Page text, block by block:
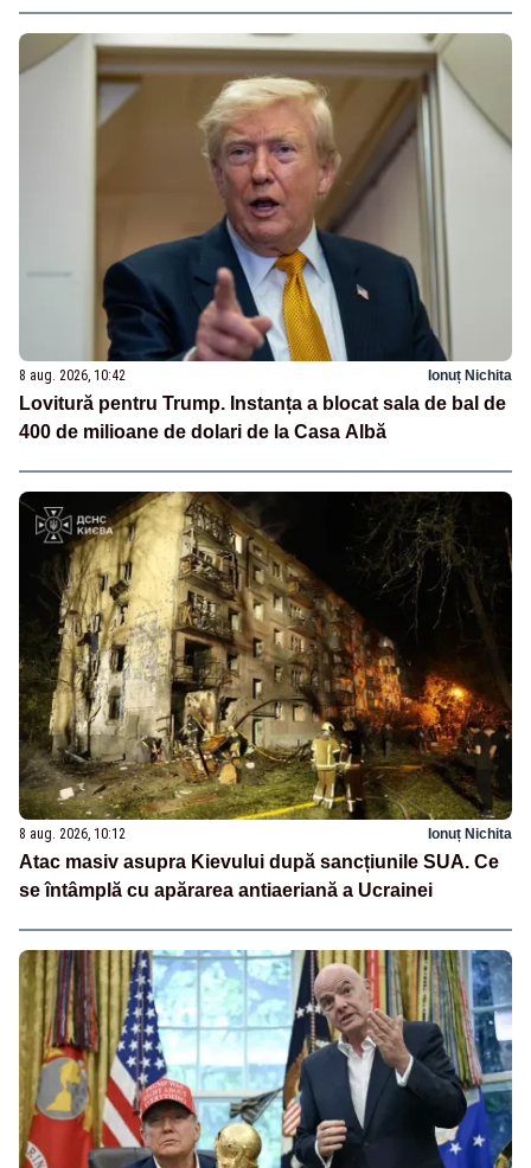
8 aug. 2026, 10:42 Ionuț Nichita
Lovitură pentru Trump. Instanța a blocat sala de bal de
400 de milioane de dolari de la Casa Albă
8 aug. 2026, 10:12 Ionuț Nichita
Atac masiv asupra Kievului după sancțiunile SUA. Ce
se întâmplă cu apărarea antiaeriană a Ucrainei